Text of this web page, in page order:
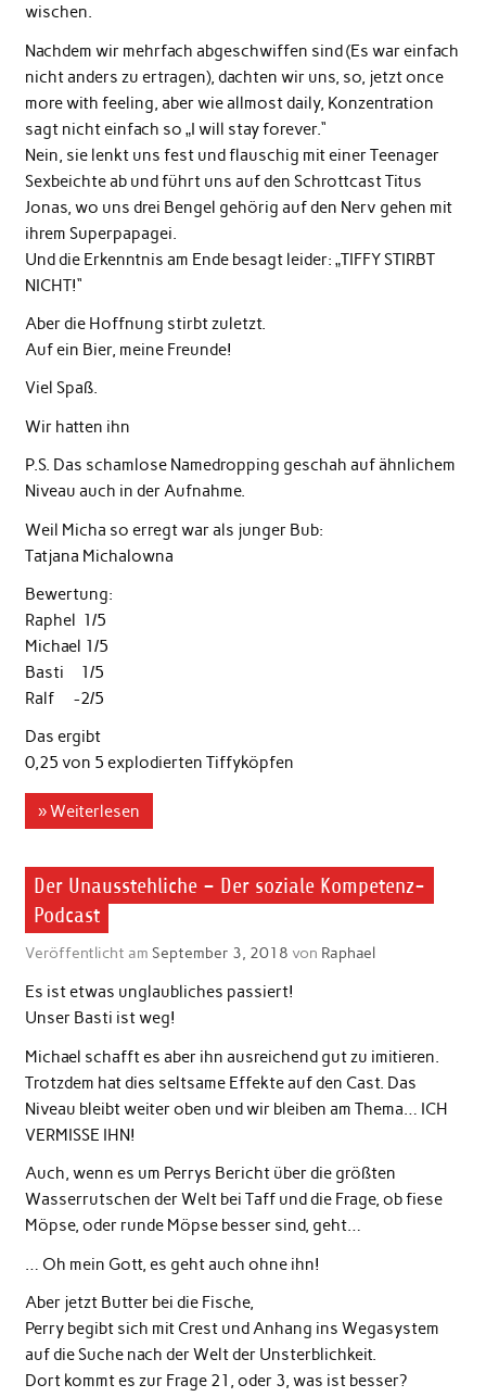
wischen.
Nachdem wir mehrfach abgeschwiffen sind (Es war einfach
nicht anders zu ertragen), dachten wir uns, so, jetzt once
more with feeling, aber wie allmost daily, Konzentration
sagt nicht einfach so „I will stay forever.“
Nein, sie lenkt uns fest und flauschig mit einer Teenager
Sexbeichte ab und führt uns auf den Schrottcast Titus
Jonas, wo uns drei Bengel gehörig auf den Nerv gehen mit
ihrem Superpapagei.
Und die Erkenntnis am Ende besagt leider: „TIFFY STIRBT
NICHT!“
Aber die Hoffnung stirbt zuletzt.
Auf ein Bier, meine Freunde!
Viel Spaß.
Wir hatten ihn
P.S. Das schamlose Namedropping geschah auf ähnlichem
Niveau auch in der Aufnahme.
Weil Micha so erregt war als junger Bub:
Tatjana Michalowna
Bewertung:
Raphel 1/5
Michael 1/5
Basti 1/5
Ralf -2/5
Das ergibt
0,25 von 5 explodierten Tiffyköpfen
» Weiterlesen
Der Unausstehliche – Der soziale Kompetenz-
Podcast
Veröffentlicht am September 3, 2018 von Raphael
Es ist etwas unglaubliches passiert!
Unser Basti ist weg!
Michael schafft es aber ihn ausreichend gut zu imitieren.
Trotzdem hat dies seltsame Effekte auf den Cast. Das
Niveau bleibt weiter oben und wir bleiben am Thema… ICH
VERMISSE IHN!
Auch, wenn es um Perrys Bericht über die größten
Wasserrutschen der Welt bei Taff und die Frage, ob fiese
Möpse, oder runde Möpse besser sind, geht…
… Oh mein Gott, es geht auch ohne ihn!
Aber jetzt Butter bei die Fische,
Perry begibt sich mit Crest und Anhang ins Wegasystem
auf die Suche nach der Welt der Unsterblichkeit.
Dort kommt es zur Frage 21, oder 3, was ist besser?